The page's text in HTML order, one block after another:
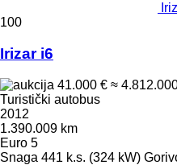
100
Irizar i6
41.000 € ≈
Turistički autobus
2012
1.390.009 km
Euro 5
Snaga 441 k.s. (324 kW)